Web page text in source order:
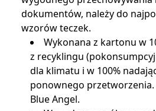
dokumentów, należy do
wzorów teczek.
Wykonana z kartonu w
z recyklingu
dla klimatu i w 100%
ponownego
Blue Angel.